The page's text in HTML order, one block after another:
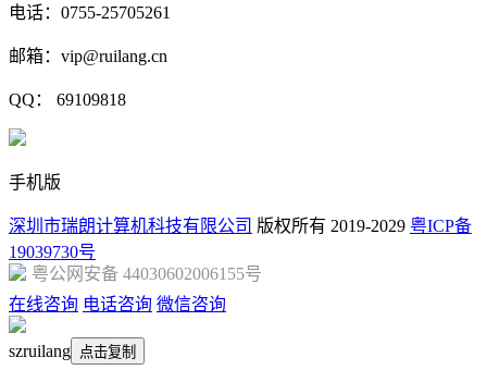
电话：0755-25705261
邮箱：vip@ruilang.cn
QQ： 69109818
手机版
深圳市瑞朗计算机科技有限公司 版权所有 2019-2029 粤ICP备
19039730号
粤公网安备 44030602006155号
在线咨询 电话咨询 微信咨询
szruilang 点击复制